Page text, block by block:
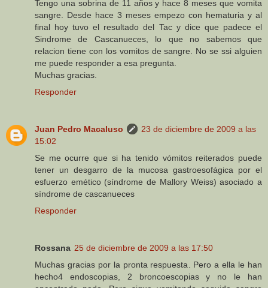
Tengo una sobrina de 11 años y hace 8 meses que vomita
sangre. Desde hace 3 meses empezo con hematuria y al
final hoy tuvo el resultado del Tac y dice que padece el
Sindrome de Cascanueces, lo que no sabemos que
relacion tiene con los vomitos de sangre. No se ssi alguien
me puede responder a esa pregunta.
Muchas gracias.
Responder
Juan Pedro Macaluso
23 de diciembre de 2009 a las
15:02
Se me ocurre que si ha tenido vómitos reiterados puede
tener un desgarro de la mucosa gastroesofágica por el
esfuerzo emético (síndrome de Mallory Weiss) asociado a
síndrome de cascanueces
Responder
Rossana 25 de diciembre de 2009 a las 17:50
Muchas gracias por la pronta respuesta. Pero a ella le han
hecho4 endoscopias, 2 broncoescopias y no le han